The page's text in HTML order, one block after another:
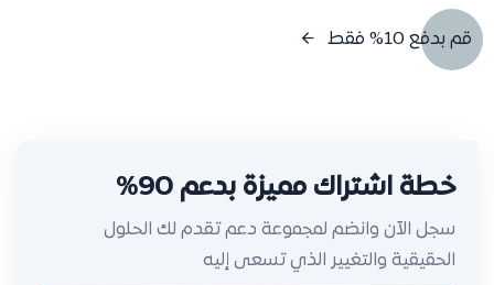
قم بدفع 10% فقط
خطة اشتراك مميزة بدعم 90%
سجل الآن وانضم لمجموعة دعم تقدم لك الحلول
الحقيقية والتغيير الذي تسعى إليه